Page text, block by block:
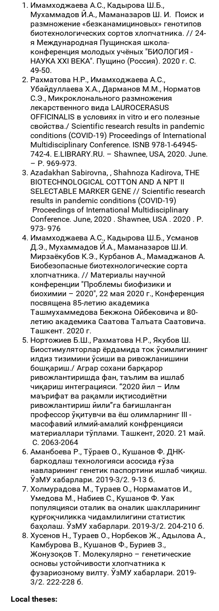
Имамходжаева А.С., Кадырова Ш.Б.,
Мухаммадов Й.А., Маманазаров Ш. И. Поиск и
размножение «безканамициновых» генотипов
биотехнологических сортов хлопчатника. // 24-
я Международная Пущинская школа-
конференция молодых учёных "БИОЛОГИЯ -
НАУКА XXI ВЕКА". Пущино (Россия). 2020 г. С.
49-50.
Рахматова Н.Р., Имамходжаева А.С.,
Убайдуллаева Х.А., Дарманов М.М., Норматов
С.Э., Микроклонального размножения
лекарственного вида LAUROCERASUS
OFFICINALIS в условиях in vitro и его полезные
свойства./ Scientific research results in pandemic
conditions (COVID-19) Proceedings of International
Multidisciplinary Conference. ISNB 978-1-64945-
742-4. E.LIBRARY.RU. – Shawnee, USA, 2020. June.
– Р. 969-973.
Azadakhan Sabirovna, , Shahnoza Kadirovа, THE
BIOTECHNOLOGICAL COTTON AND A NPT II
SELECTABLE MARKER GENE // Scientific research
results in pandemic conditions (COVID-19)
Proceedings of International Multidisciplinary
Conference. June, 2020 . Shawnee, USA . 2020 . Р.
973- 976
Имамходжаева А.С., Кадырова Ш.Б., Усманов
Д.Э., Мухаммадов Й.А., Маманазаров Ш.И.
Мирзаёкубов К.Э., Курбанов А., Мамаджанов А.
Биобезопасные биотехнологические сорта
хлопчатника. // Материалы научной
конференции "Проблемы биофизики и
биохимии – 2020", 22 мая 2020 г., Конференция
посвящена 85-летию академика
Ташмухаммедова Бекжона Ойбековича и 80-
летию академика Саатова Талъата Саатовича.
Ташкент. 2020 г.
Нортожиев Б.Ш., Рахматова Н.Р., Якубов Ш.
Биостимуляторлар ёрдамида ток ўсимлигининг
илдиз тизимини ўсиши ва ривожланишини
бошқариш./ Аграр сохани барқарор
ривожлантиришда фан, таълим ва ишлаб
чиқариш интеграцияси. “2020 йил – Илм
маърифат ва рақамли иқтисодиётни
ривожлантириш йили”га бағишланган
профессор ўқитувчи ва ёш олимларнинг III -
масофавий илмий-амалий конфренцияси
материаллари тўплами. Ташкент, 2020. 21 май.
С. 2063-2064
Аманбоева Р., Тўраев О., Кушанов Ф. ДНК-
баркодлаш технологияси асосида ғўза
навларининг генетик паспортини ишлаб чиқиш.
ЎзМУ хабарлари. 2019-3/2. 9-13 б.
Холмурадова М., Тураев O., Hормаматов И.,
Умедова М., Набиев С., Кушанов Ф. Уак
популяцияси оталик ва оналик шаклларининг
қурғоқчиликка чидамлилигини статистик
баҳолаш. ЎзМУ хабарлари. 2019-3/2. 204-210 б.
Хусенов Н., Тураев О., Норбеков Ж., Адылова А.,
Камбурова В., Кушанов Ф., Буриев З.,
Жонузоқов Т. Молекулярно – генетические
основы устойчивости хлопчатника к
фузариозному вилту. ЎзМУ хабарлари. 2019-
3/2. 222-228 б.
Localtheses: